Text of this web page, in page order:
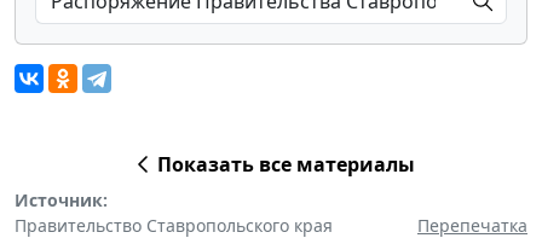
Показать все материалы
Источник:
Правительство Ставропольского края
Перепечатка